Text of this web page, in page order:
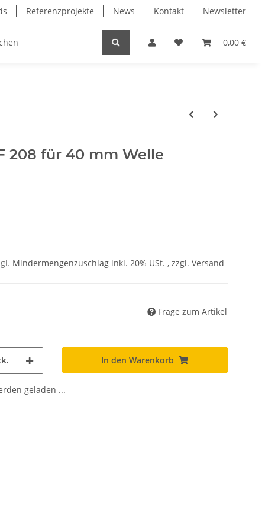
Referenzprojekte News Kontakt Newsletter
0,00 €
Lagertechnik Lineartechnik
208 für 40 mm Welle
Mindermengenzuschlag inkl. 20% USt. , zzgl. Versand
Frage zum Artikel
In den Warenkorb
geladen ...